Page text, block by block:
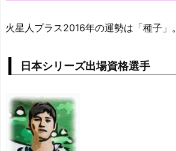
火星人プラス2016年の運勢は「種子」。
日本シリーズ出場資格選手